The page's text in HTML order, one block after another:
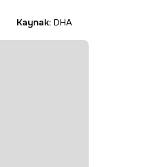
Kaynak: DHA